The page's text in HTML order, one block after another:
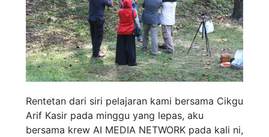
Rentetan dari siri pelajaran kami bersama Cikgu
Arif Kasir pada minggu yang lepas, aku
bersama krew AI MEDIA NETWORK pada kali ni,